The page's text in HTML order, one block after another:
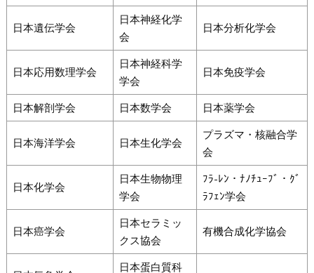
日本遺伝学会
日本神経化学
会
日本分析化学会
日本応用数理学会
日本神経科学
学会
日本免疫学会
日本解剖学会 日本数学会 日本薬学会
日本海洋学会 日本生化学会
プラズマ・核融合学
会
日本化学会
日本生物物理
学会
ﾌﾗ-ﾚﾝ・ﾅﾉﾁｭｰﾌﾞ・ｸﾞ
ﾗﾌｪﾝ学会
日本癌学会
日本セラミッ
クス協会
有機合成化学協会
日本蛋白質科